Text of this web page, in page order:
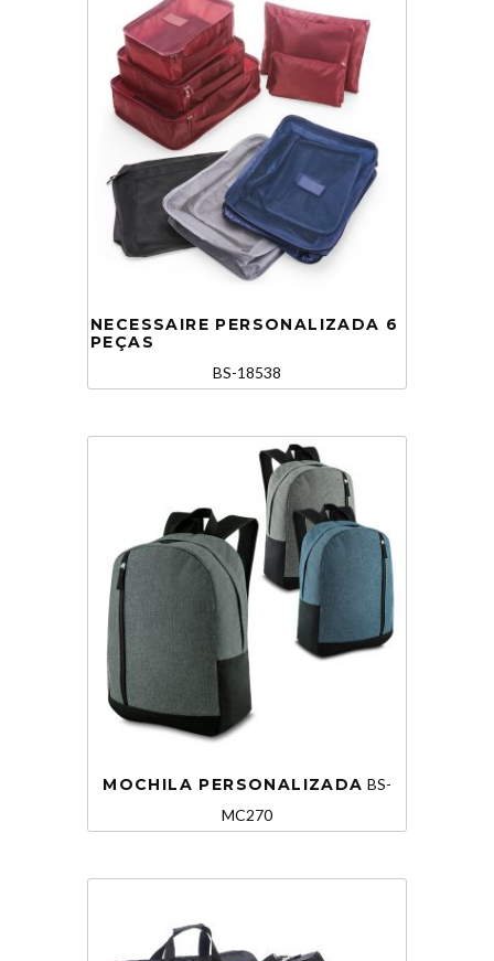
NECESSAIRE PERSONALIZADA 6
PEÇAS
BS-18538
MOCHILA PERSONALIZADA BS-
MC270